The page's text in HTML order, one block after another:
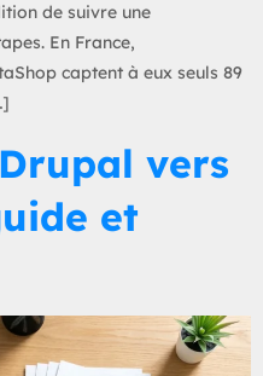
de suivre une
En France,
captent à eux seuls 89
vers
et